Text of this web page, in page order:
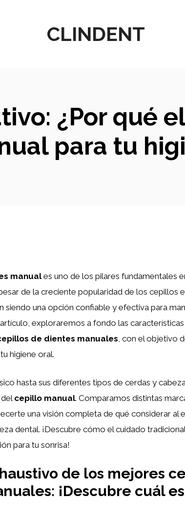
CLINDENT
¿Por qué
para tu
manuales uno de los pilares fundamentales
de la creciente popularidad de los cepillos
siendo una opción confiable y efectiva para
exploraremos a fondo las
de dientes manuales, con el objetivo
higiene oral.
hasta sus diferentes tipos de cerdas y
cepillo manual. Comparamos distintas
una visión completa de qué considerar al
dental. ¡Descubre cómo el cuidado
para tu sonrisa!
de los mejores
¡Descubre cuál